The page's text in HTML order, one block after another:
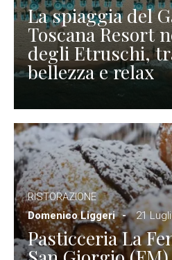
La spiaggia del
Toscana Resort
degli Etruschi,
bellezza e relax
RISTORAZIONE
Domenico Liggeri
21
Pasticceria La